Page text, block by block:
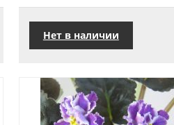
Нет в наличии